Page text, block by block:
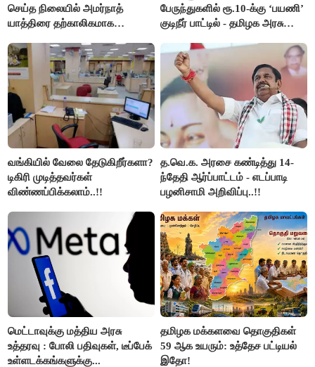
செய்த நிலையில் அமர்நாத்
யாத்திரை தற்காலிகமாக
பேருந்துகளில் ரூ.10-க்கு ‘பயணி’
குடிநீர் பாட்டில் - தமிழக அரசு
வங்கியில் வேலை தேடுகிறீர்களா?
டிகிரி முடித்தவர்கள்
விண்ணப்பிக்கலாம்..!!
த.வெ.க. அரசை கண்டித்து 14-
ந்தேதி ஆர்ப்பாட்டம் - எடப்பாடி
பழனிசாமி அறிவிப்பு..!!
மெட்டாவுக்கு மத்திய அரசு
உத்தரவு : போலி பதிவுகள், டீப்பேக்
உள்ளடக்கங்களுக்கு...
தமிழக மக்களவை தொகுதிகள்
59 ஆக உயரும்: உத்தேச பட்டியல்
இதோ!